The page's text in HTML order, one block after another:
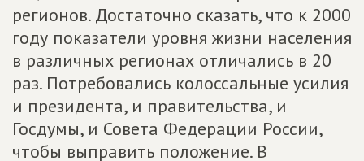
регионов. Достаточно сказать, что к 2000
году показатели уровня жизни населения
в различных регионах отличались в 20
раз. Потребовались колоссальные усилия
и президента, и правительства, и
Госдумы, и Совета Федерации России,
чтобы выправить положение. В